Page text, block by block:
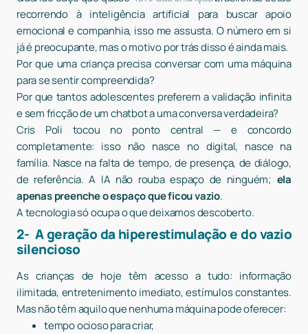
recorrendo à inteligência artificial para buscar apoio
emocional e companhia, isso me assusta. O número em si
já é preocupante, mas o motivo por trás disso é ainda mais.
Por que uma criança precisa conversar com uma máquina
para se sentir compreendida?
Por que tantos adolescentes preferem a validação infinita
e sem fricção de um chatbot a uma conversa verdadeira?
Cris Poli tocou no ponto central — e concordo
completamente: isso não nasce no digital, nasce na
família. Nasce na falta de tempo, de presença, de diálogo,
de referência. A IA não rouba espaço de ninguém; ela
apenas preenche o espaço que ficou vazio.
A tecnologia só ocupa o que deixamos descoberto.
2- A geração da hiperestimulação e do vazio
silencioso
As crianças de hoje têm acesso a tudo: informação
ilimitada, entretenimento imediato, estímulos constantes.
Mas não têm aquilo que nenhuma máquina pode oferecer:
tempo ocioso para criar,